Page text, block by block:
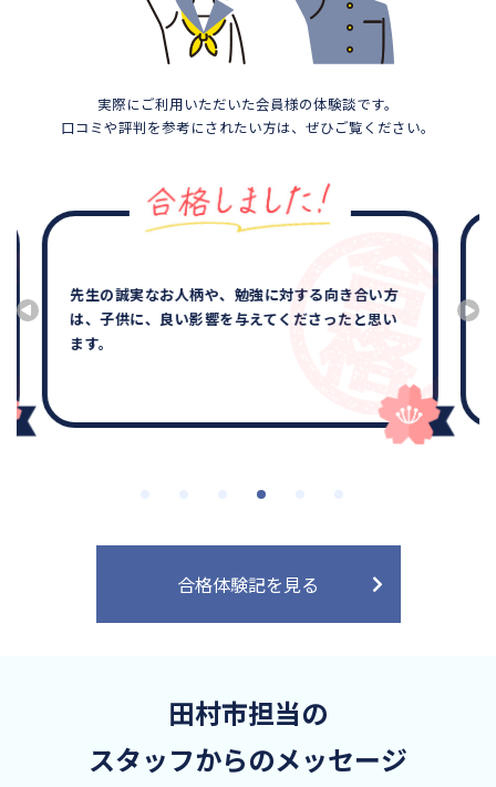
実際にご利用いただいた会員様の体験談です。
口コミや評判を参考にされたい方は、ぜひご覧ください。
他の所はテキスト代もかかり途中でやめられない
のでは？と不安に思いましたが、サクシードはそ
の不安を全て解消して安心して、決められまし
た。
合格体験記を見る
田村市担当の
スタッフからのメッセージ